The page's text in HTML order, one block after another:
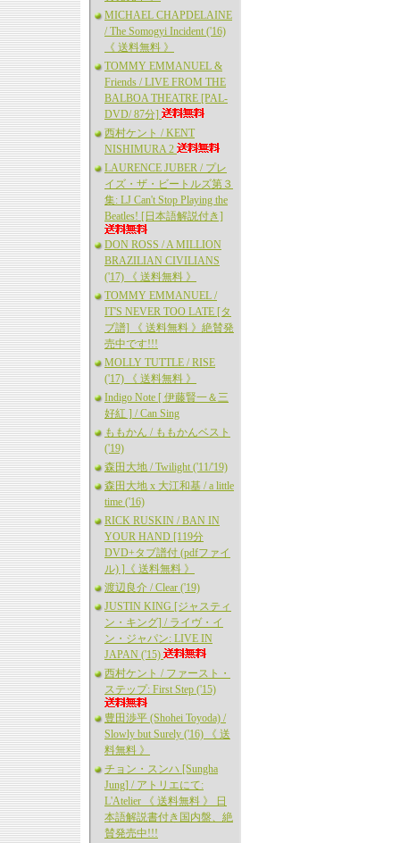
MICHAEL CHAPDELAINE
/ The Somogyi Incident ('16)
《 送料無料 》
TOMMY EMMANUEL &
Friends / LIVE FROM THE
BALBOA THEATRE [PAL-
DVD/ 87分]
西村ケント / KENT
NISHIMURA 2
LAURENCE JUBER / プレ
イズ・ザ・ビートルズ第３
集: LJ Can't Stop Playing the
Beatles! [日本語解説付き]
DON ROSS / A MILLION
BRAZILIAN CIVILIANS
('17) 《 送料無料 》
TOMMY EMMANUEL /
IT'S NEVER TOO LATE [タ
ブ譜] 《 送料無料 》絶賛発
売中です!!!
MOLLY TUTTLE / RISE
('17) 《 送料無料 》
Indigo Note [ 伊藤賢一＆三
好紅 ] / Can Sing
ももかん / ももかんベスト
('19)
森田大地 / Twilight ('11/'19)
森田大地 x 大江和基 / a little
time ('16)
RICK RUSKIN / BAN IN
YOUR HAND [119分
DVD+タブ譜付 (pdfファイ
ル) ]《 送料無料 》
渡辺良介 / Clear ('19)
JUSTIN KING [ジャスティ
ン・キング] / ライヴ・イ
ン・ジャパン: LIVE IN
JAPAN ('15)
西村ケント / ファースト・
ステップ: First Step ('15)
豊田渉平 (Shohei Toyoda) /
Slowly but Surely ('16) 《 送
料無料 》
チョン・スンハ [Sungha
Jung] / アトリエにて:
L'Atelier 《 送料無料 》 日
本語解説書付き国内盤、絶
賛発売中!!!